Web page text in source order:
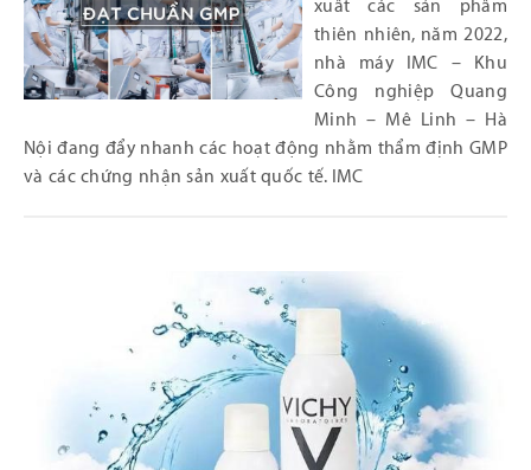
xuất các sản phẩm
thiên nhiên, năm 2022,
nhà máy IMC – Khu
Công nghiệp Quang
Minh – Mê Linh – Hà
Nội đang đẩy nhanh các hoạt động nhằm thẩm định GMP
và các chứng nhận sản xuất quốc tế. IMC